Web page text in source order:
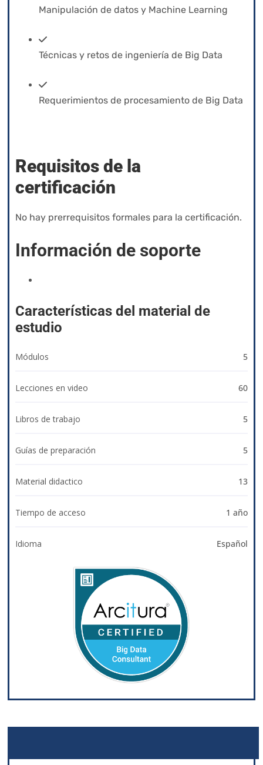
Manipulación de datos y Machine Learning
Técnicas y retos de ingeniería de Big Data
Requerimientos de procesamiento de Big Data
Requisitos de la
certificación
No hay prerrequisitos formales para la certificación.
Información de soporte
Características del material de
estudio
Módulos 5
Lecciones en video 60
Libros de trabajo 5
Guías de preparación 5
Material didactico 13
Tiempo de acceso 1 año
Idioma Español